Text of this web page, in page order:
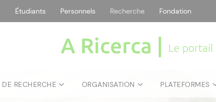
Étudiants Personnels Recherche Fondation
A Ricerca | Le portail
DE RECHERCHE ORGANISATION PLATEFORMES